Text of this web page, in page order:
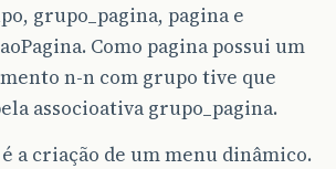
grupo_pagina, pagina e
Como pagina possui um
n-n com grupo tive que
associoativa grupo_pagina.
a criação de um menu dinâmico.